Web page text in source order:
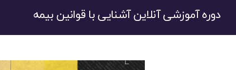
دوره آموزشی آنلاین آشنایی با قوانین بیمه